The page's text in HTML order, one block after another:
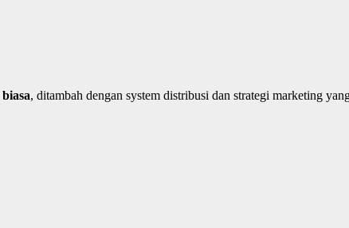
biasa, ditambah dengan system distribusi dan strategi marketing